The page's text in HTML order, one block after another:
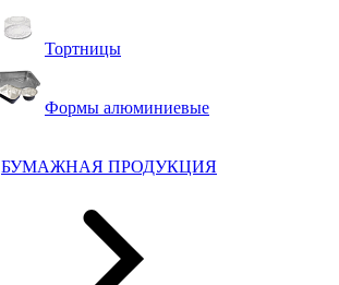
Тортницы
Формы алюминиевые
БУМАЖНАЯ ПРОДУКЦИЯ